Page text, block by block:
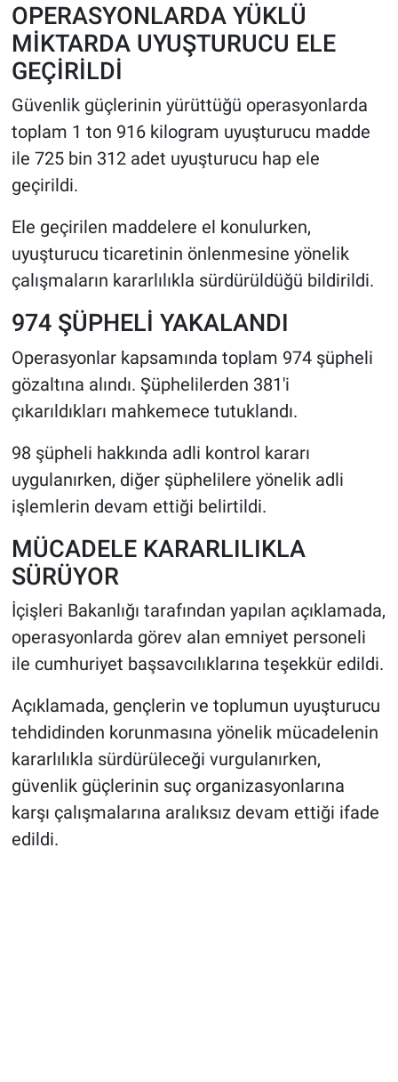
OPERASYONLARDA YÜKLÜ
MİKTARDA UYUŞTURUCU ELE
GEÇİRİLDİ
Güvenlik güçlerinin yürüttüğü operasyonlarda
toplam 1 ton 916 kilogram uyuşturucu madde
ile 725 bin 312 adet uyuşturucu hap ele
geçirildi.
Ele geçirilen maddelere el konulurken,
uyuşturucu ticaretinin önlenmesine yönelik
çalışmaların kararlılıkla sürdürüldüğü bildirildi.
974 ŞÜPHELİ YAKALANDI
Operasyonlar kapsamında toplam 974 şüpheli
gözaltına alındı. Şüphelilerden 381'i
çıkarıldıkları mahkemece tutuklandı.
98 şüpheli hakkında adli kontrol kararı
uygulanırken, diğer şüphelilere yönelik adli
işlemlerin devam ettiği belirtildi.
MÜCADELE KARARLILIKLA
SÜRÜYOR
İçişleri Bakanlığı tarafından yapılan açıklamada,
operasyonlarda görev alan emniyet personeli
ile cumhuriyet başsavcılıklarına teşekkür edildi.
Açıklamada, gençlerin ve toplumun uyuşturucu
tehdidinden korunmasına yönelik mücadelenin
kararlılıkla sürdürüleceği vurgulanırken,
güvenlik güçlerinin suç organizasyonlarına
karşı çalışmalarına aralıksız devam ettiği ifade
edildi.